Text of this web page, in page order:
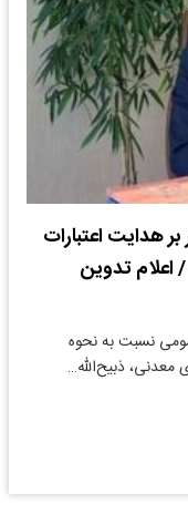
هدایت اعتبارات
اعلام تدوین
نسبت به نحوه
ذبیح‌الله…